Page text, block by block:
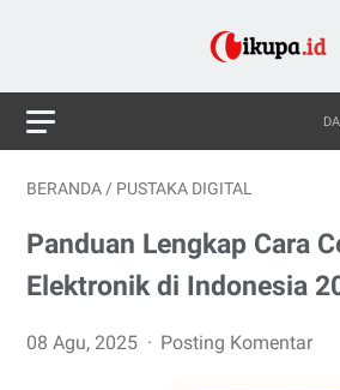
BERANDA / PUSTAKA DIGITAL
Panduan Lengkap Cara
Elektronik di Indonesia
08 Agu, 2025 Posting Komentar